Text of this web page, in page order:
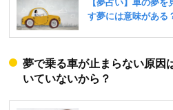
夢で乗る車が止まらない原因
いていないから？